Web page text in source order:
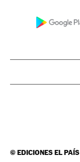
©EDICIONES EL PAÍS